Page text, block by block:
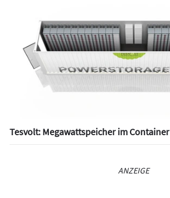
Tesvolt: Megawattspeicher im Container
ANZEIGE